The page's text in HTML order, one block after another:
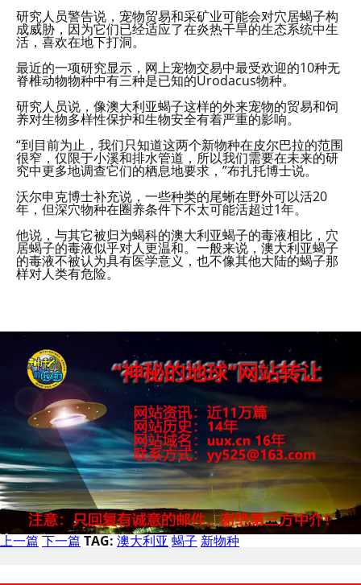
研究人员警告说，宠物贸易和采矿业可能会对穴居蝎子构
成威胁，因为它们已经适应了在炎热干旱的生态系统中生
活，喜欢在地下打洞。
最近的一项研究显示，网上宠物交易中最受欢迎的10种无
脊椎动物物种中有三种是已知的Urodacus物种。
研究人员说，像澳大利亚蝎子这样的外来宠物的贸易和饲
养对生物多样性保护和生物安全有着严重的影响。
“到目前为止，我们只知道这两个新物种在皮尔巴拉的范围
很窄，仅限于小溪和排水管道，所以我们需要在未来的研
究中更多地调查它们的栖息地要求，”布扎托博士说。
沃尔申克博士补充说，一些种类的尾蜥在野外可以活20
年，但深穴物种在圈养条件下不太可能活超过1年。
他说，与其它被归为蝎科的澳大利亚蝎子的毒液相比，穴
居蝎子的毒液似乎对人更温和。一般来说，澳大利亚蝎子
的毒液不被认为具有医学意义，也不像其他大陆的蝎子那
样对人类有危险。
上一篇 下一篇 TAG: 澳大利亚 蝎子 新物种